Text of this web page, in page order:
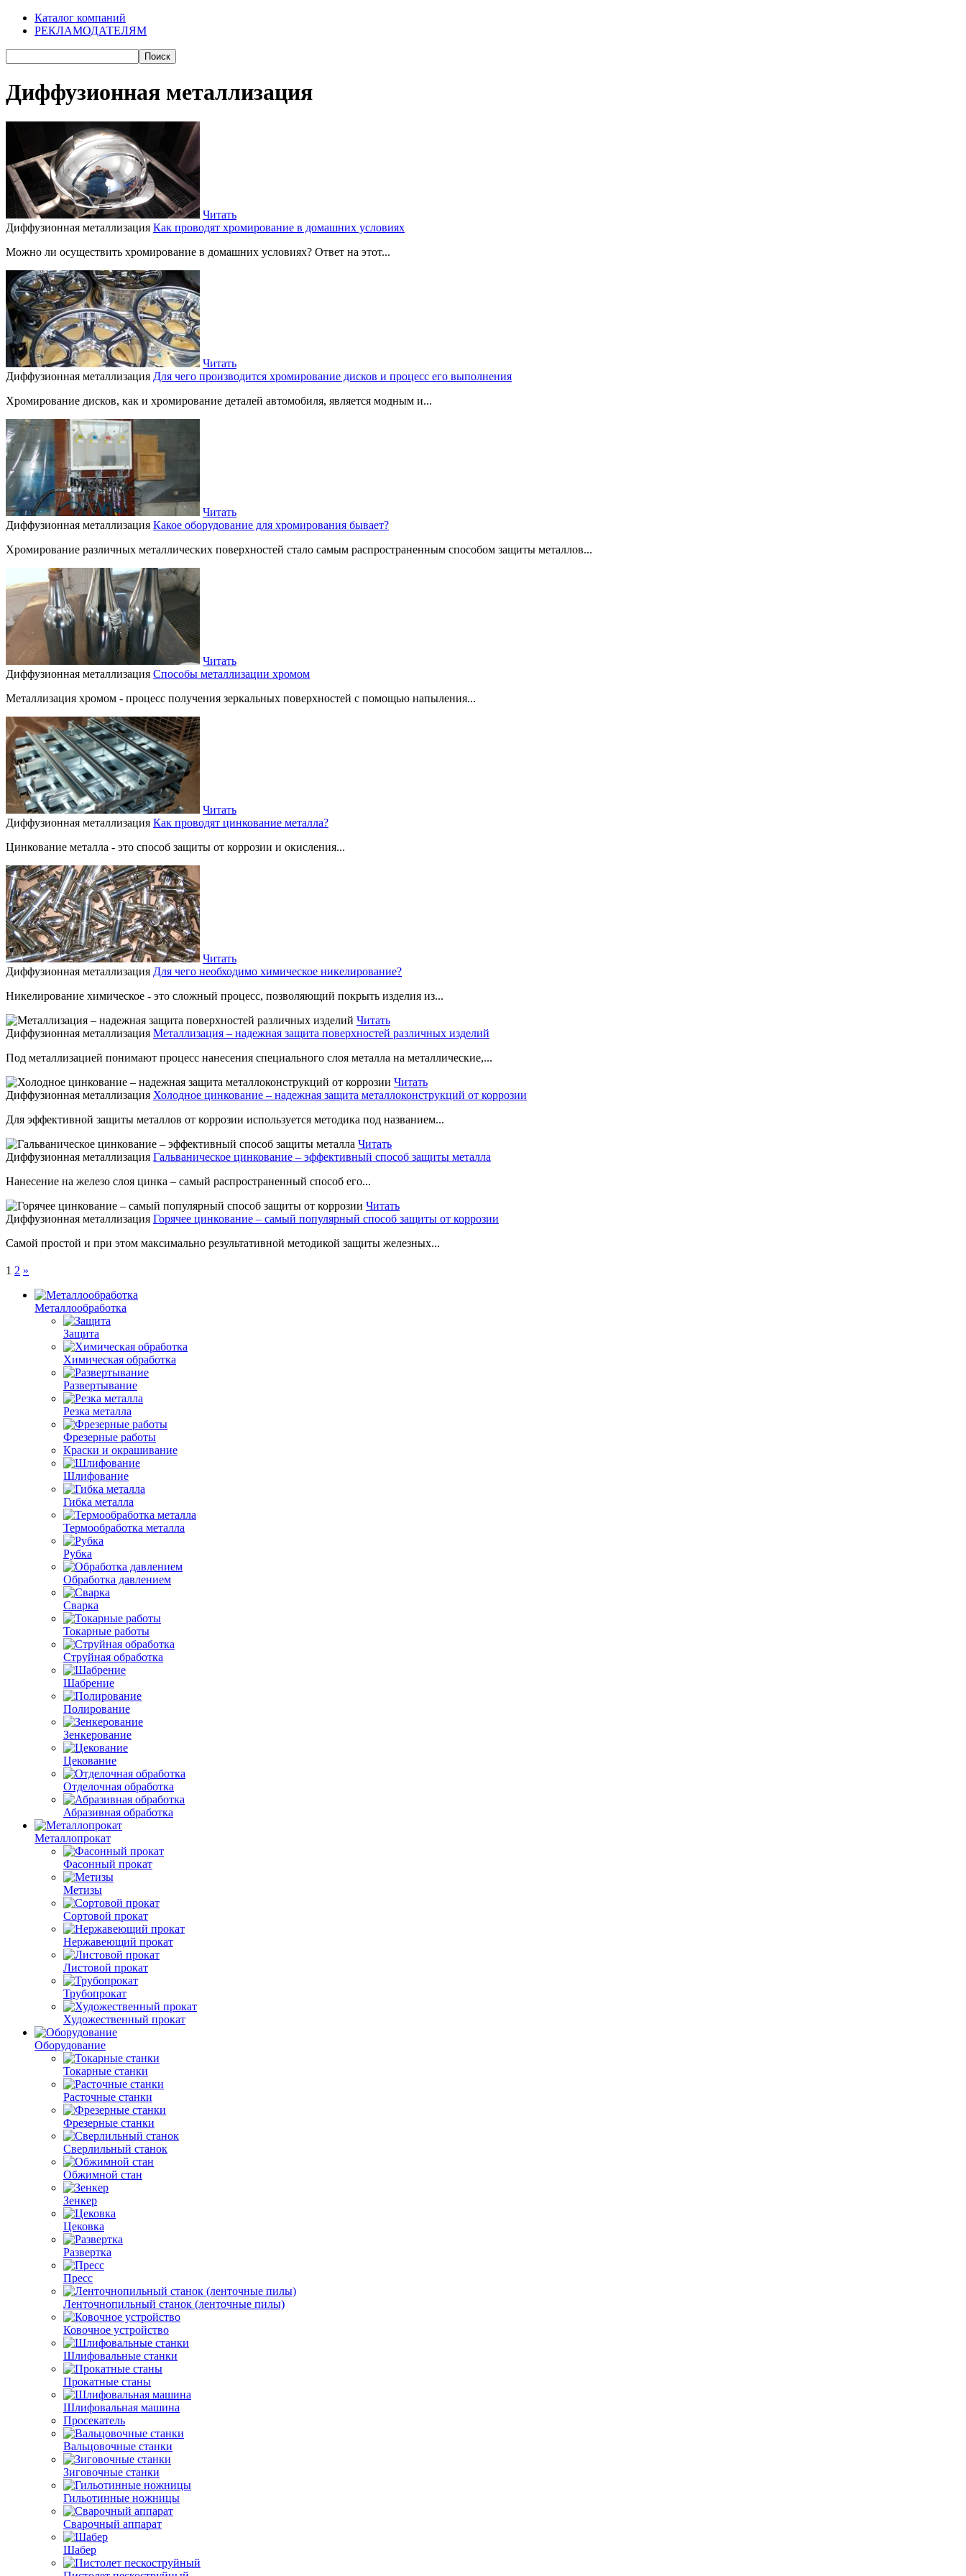
Каталог компаний
РЕКЛАМОДАТЕЛЯМ
Диффузионная металлизация
Читать
Диффузионная металлизация Как проводят хромирование в домашних условиях
Можно ли осуществить хромирование в домашних условиях? Ответ на этот...
Читать
Диффузионная металлизация Для чего производится хромирование дисков и процесс его выполнения
Хромирование дисков, как и хромирование деталей автомобиля, является модным и...
Читать
Диффузионная металлизация Какое оборудование для хромирования бывает?
Хромирование различных металлических поверхностей стало самым распространенным способом защиты металлов...
Читать
Диффузионная металлизация Способы металлизации хромом
Металлизация хромом - процесс получения зеркальных поверхностей с помощью напыления...
Читать
Диффузионная металлизация Как проводят цинкование металла?
Цинкование металла - это способ защиты от коррозии и окисления...
Читать
Диффузионная металлизация Для чего необходимо химическое никелирование?
Никелирование химическое - это сложный процесс, позволяющий покрыть изделия из...
Читать
Диффузионная металлизация Металлизация – надежная защита поверхностей различных изделий
Под металлизацией понимают процесс нанесения специального слоя металла на металлические,...
Читать
Диффузионная металлизация Холодное цинкование – надежная защита металлоконструкций от коррозии
Для эффективной защиты металлов от коррозии используется методика под названием...
Читать
Диффузионная металлизация Гальваническое цинкование – эффективный способ защиты металла
Нанесение на железо слоя цинка – самый распространенный способ его...
Читать
Диффузионная металлизация Горячее цинкование – самый популярный способ защиты от коррозии
Самой простой и при этом максимально результативной методикой защиты железных...
1 2 »
Металлообработка
Защита
Химическая обработка
Развертывание
Резка металла
Фрезерные работы
Краски и окрашивание
Шлифование
Гибка металла
Термообработка металла
Рубка
Обработка давлением
Сварка
Токарные работы
Струйная обработка
Шабрение
Полирование
Зенкерование
Цекование
Отделочная обработка
Абразивная обработка
Металлопрокат
Фасонный прокат
Метизы
Сортовой прокат
Нержавеющий прокат
Листовой прокат
Трубопрокат
Художественный прокат
Оборудование
Токарные станки
Расточные станки
Фрезерные станки
Сверлильный станок
Обжимной стан
Зенкер
Цековка
Развертка
Пресс
Ленточнопильный станок (ленточные пилы)
Ковочное устройство
Шлифовальные станки
Прокатные станы
Шлифовальная машина
Просекатель
Вальцовочные станки
Зиговочные станки
Гильотинные ножницы
Сварочный аппарат
Шабер